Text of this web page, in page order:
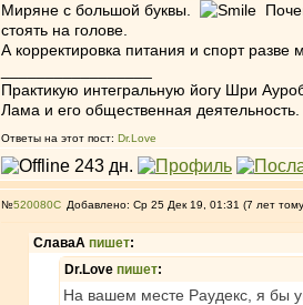
Миряне с большой буквы.
стоять на голове.
А корректировка питания и спорт
Практикую интегральную йогу Шри
Лама и его общественная деятельность.
Ответы на этот пост: Dr.Love
№520080 Добавлено: Ср 25 Дек 19, 01:31 (7 лет
СлаваА пишет:
Dr.Love пишет:
На вашем месте Раудекс, я бы